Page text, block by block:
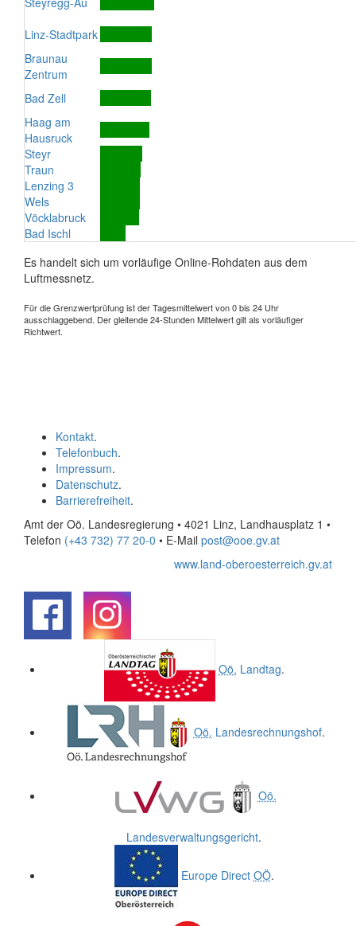
Linz-Stadtpark
Braunau
Zentrum
Bad Zell
Haag am
Hausruck
Steyr
Traun
Lenzing 3
Wels
Vöcklabruck
Bad Ischl
Es handelt sich um vorläufige Online-Rohdaten aus dem
Luftmessnetz.
Für die Grenzwertprüfung ist der Tagesmittelwert von 0 bis 24 Uhr
ausschlaggebend. Der gleitende 24-Stunden Mittelwert gilt als vorläufiger
Richtwert.
Kontakt.
Telefonbuch.
Impressum.
Datenschutz.
Barrierefreiheit.
Amt der Oö. Landesregierung • 4021 Linz, Landhausplatz 1 •
Telefon (+43 732) 77 20-0 • E-Mail post@ooe.gv.at
www.land-oberoesterreich.gv.at
Oö. Landtag.
Oö. Landesrechnungshof.
Oö.
Landesverwaltungsgericht.
Europe Direct OÖ.